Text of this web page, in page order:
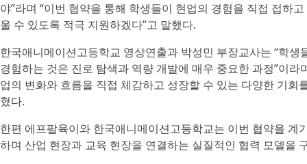
야”라며 “이번 협약을 통해 학생들이 현업의 경험을 직접 접하
울 수 있도록 적극 지원하겠다”고 말했다.
한국애니메이션고등학교 영상연출과 박성민 부장교사는 “학
경험하는 것은 진로 탐색과 역량 개발에 매우 중요한 과정”이
업의 변화와 흐름을 직접 체감하고 성장할 수 있는 다양한 기회
혔다.
한편 에프팔육이와 한국애니메이션고등학교는 이번 협약을 계
하며 산업 현장과 교육 현장을 연결하는 실질적인 협력 모델을